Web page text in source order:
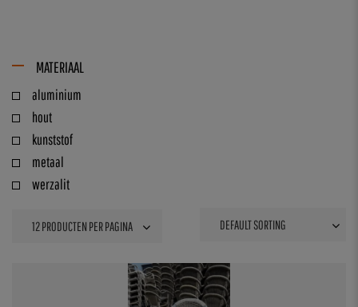
MATERIAAL
aluminium
hout
kunststof
metaal
werzalit